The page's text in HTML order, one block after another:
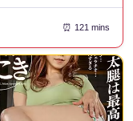
⏰ 121 mins